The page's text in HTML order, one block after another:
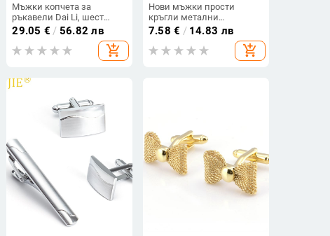
Мъжки копчета за
ръкавели Dai Li, шест
чифта, модни черни
емайлирани маншети,
бизнес аксесоари за риза
29.05 € / 56.82 лв
add_shopping_cart
Нови мъжки прости
кръгли метални
аксесоари с щипка за
вратовръзка, копчета за
ръкавели, комбинация от
7.58 € / 14.83 лв
add_shopping_cart